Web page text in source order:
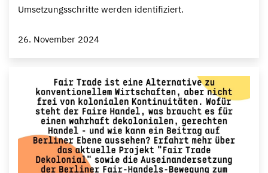
Umsetzungsschritte werden identifiziert.
26. November 2024